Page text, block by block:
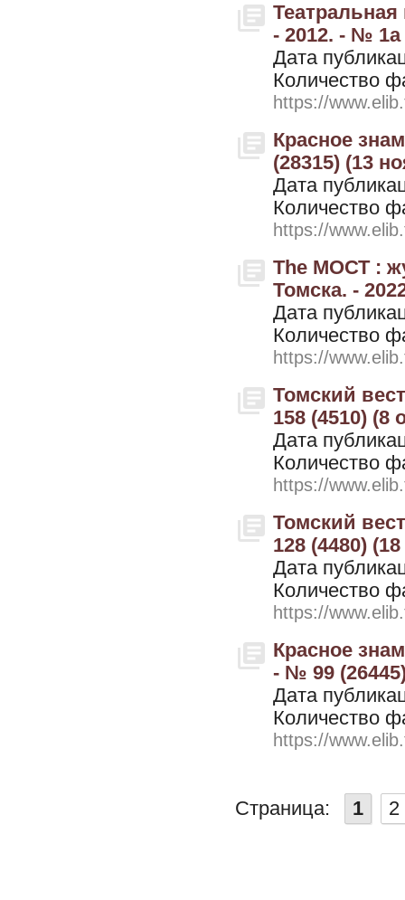
- 2012. - № 1а
Дата
Количество
https://
Красное
(28315) (13
Дата
Количество
https://
The МОСТ :
Томска. -
Дата
Количество
https://
Томский
158 (4510) (8
Дата
Количество
https://
Томский
128 (4480) (18
Дата
Количество
https://
Красное
- № 99
Дата
Количество
https://
Страница: 1 2